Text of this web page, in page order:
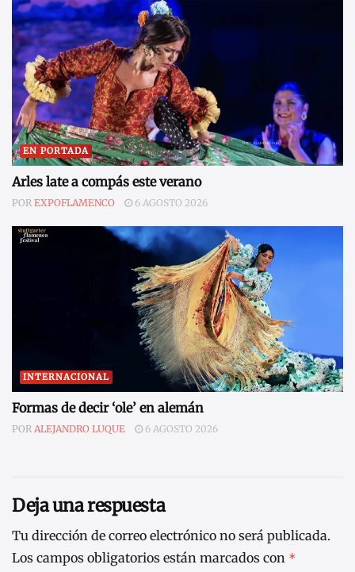
EN PORTADA
Arles late a compás este verano
POR EXPOFLAMENCO 6 AGOSTO 2026
INTERNACIONAL
Formas de decir ‘ole’ en alemán
POR ALEJANDRO LUQUE 6 AGOSTO 2026
Deja una respuesta
Tu dirección de correo electrónico no será publicada.
Los campos obligatorios están marcados con *